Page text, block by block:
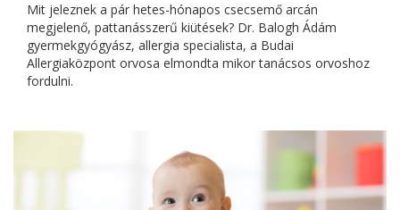
Mit jeleznek a pár hetes-hónapos csecsemő arcán
megjelenő, pattanásszerű kiütések? Dr. Balogh Ádám
gyermekgyógyász, allergia specialista, a Budai
Allergiaközpont orvosa elmondta mikor tanácsos orvoshoz
fordulni.